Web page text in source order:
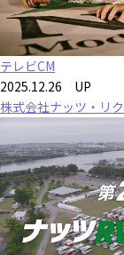
テレビCM
2025.12.26 UP
株式会社ナッツ・リ